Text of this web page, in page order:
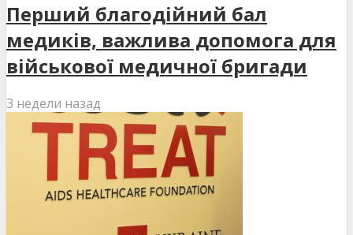
Перший благодійний бал
медиків, важлива допомога для
військової медичної бригади
3 недели назад